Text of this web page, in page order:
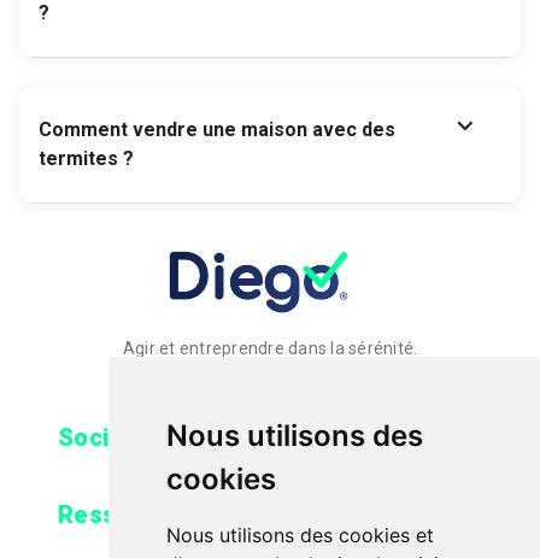
Nous utilisons des
cookies
Nous utilisons des cookies et
?
Comment vendre une maison avec des
termites ?
expand_more
Agir et entreprendre dans la sérénité.
Société
Ressources